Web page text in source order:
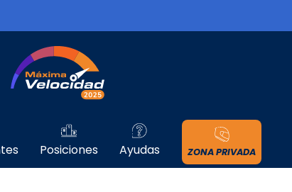
del Ministerio TIC
Posiciones Ayudas ZONA PRIVADA